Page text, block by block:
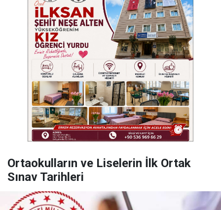
Ortaokulların ve Liselerin İlk Ortak
Sınav Tarihleri